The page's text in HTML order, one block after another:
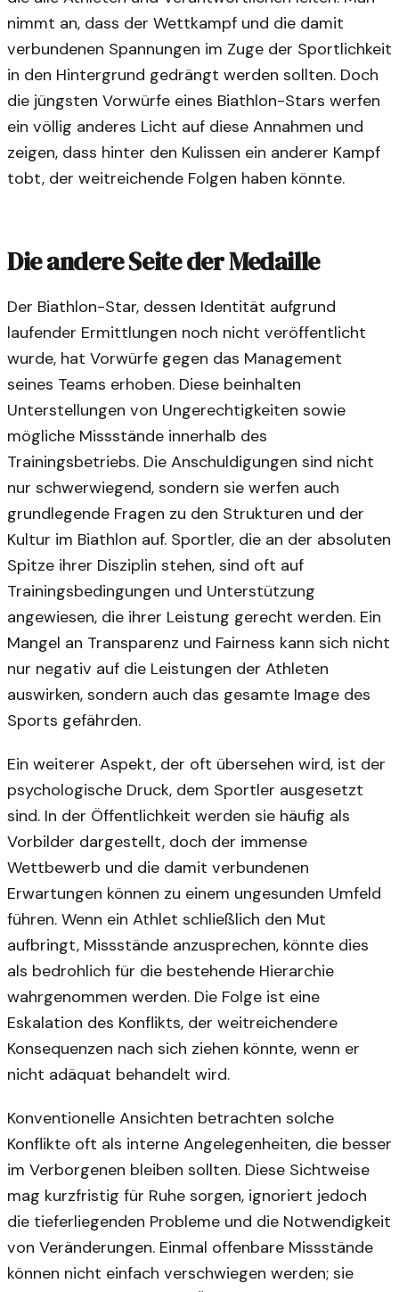
nimmt an, dass der Wettkampf und die damit
verbundenen Spannungen im Zuge der Sportlichkeit
in den Hintergrund gedrängt werden sollten. Doch
die jüngsten Vorwürfe eines Biathlon-Stars werfen
ein völlig anderes Licht auf diese Annahmen und
zeigen, dass hinter den Kulissen ein anderer Kampf
tobt, der weitreichende Folgen haben könnte.
Die andere Seite der Medaille
Der Biathlon-Star, dessen Identität aufgrund
laufender Ermittlungen noch nicht veröffentlicht
wurde, hat Vorwürfe gegen das Management
seines Teams erhoben. Diese beinhalten
Unterstellungen von Ungerechtigkeiten sowie
mögliche Missstände innerhalb des
Trainingsbetriebs. Die Anschuldigungen sind nicht
nur schwerwiegend, sondern sie werfen auch
grundlegende Fragen zu den Strukturen und der
Kultur im Biathlon auf. Sportler, die an der absoluten
Spitze ihrer Disziplin stehen, sind oft auf
Trainingsbedingungen und Unterstützung
angewiesen, die ihrer Leistung gerecht werden. Ein
Mangel an Transparenz und Fairness kann sich nicht
nur negativ auf die Leistungen der Athleten
auswirken, sondern auch das gesamte Image des
Sports gefährden.
Ein weiterer Aspekt, der oft übersehen wird, ist der
psychologische Druck, dem Sportler ausgesetzt
sind. In der Öffentlichkeit werden sie häufig als
Vorbilder dargestellt, doch der immense
Wettbewerb und die damit verbundenen
Erwartungen können zu einem ungesunden Umfeld
führen. Wenn ein Athlet schließlich den Mut
aufbringt, Missstände anzusprechen, könnte dies
als bedrohlich für die bestehende Hierarchie
wahrgenommen werden. Die Folge ist eine
Eskalation des Konflikts, der weitreichendere
Konsequenzen nach sich ziehen könnte, wenn er
nicht adäquat behandelt wird.
Konventionelle Ansichten betrachten solche
Konflikte oft als interne Angelegenheiten, die besser
im Verborgenen bleiben sollten. Diese Sichtweise
mag kurzfristig für Ruhe sorgen, ignoriert jedoch
die tieferliegenden Probleme und die Notwendigkeit
von Veränderungen. Einmal offenbare Missstände
können nicht einfach verschwiegen werden; sie